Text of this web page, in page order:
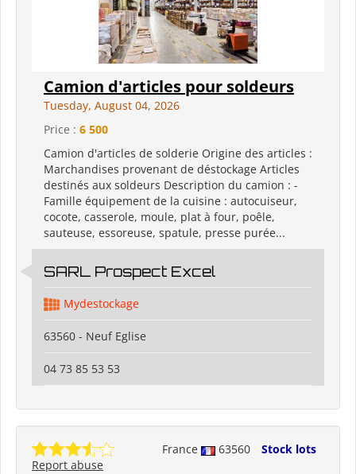
Camion d'articles pour soldeurs
Tuesday, August 04, 2026
Price : 6 500
Camion d'articles de solderie Origine des articles :
Marchandises provenant de déstockage Articles
destinés aux soldeurs Description du camion : -
Famille équipement de la cuisine : autocuiseur,
cocote, casserole, moule, plat à four, poêle,
sauteuse, essoreuse, spatule, presse purée...
SARL Prospect Excel
Mydestockage
63560 - Neuf Eglise
04 73 85 53 53
France 63560
Stock lots
Report abuse